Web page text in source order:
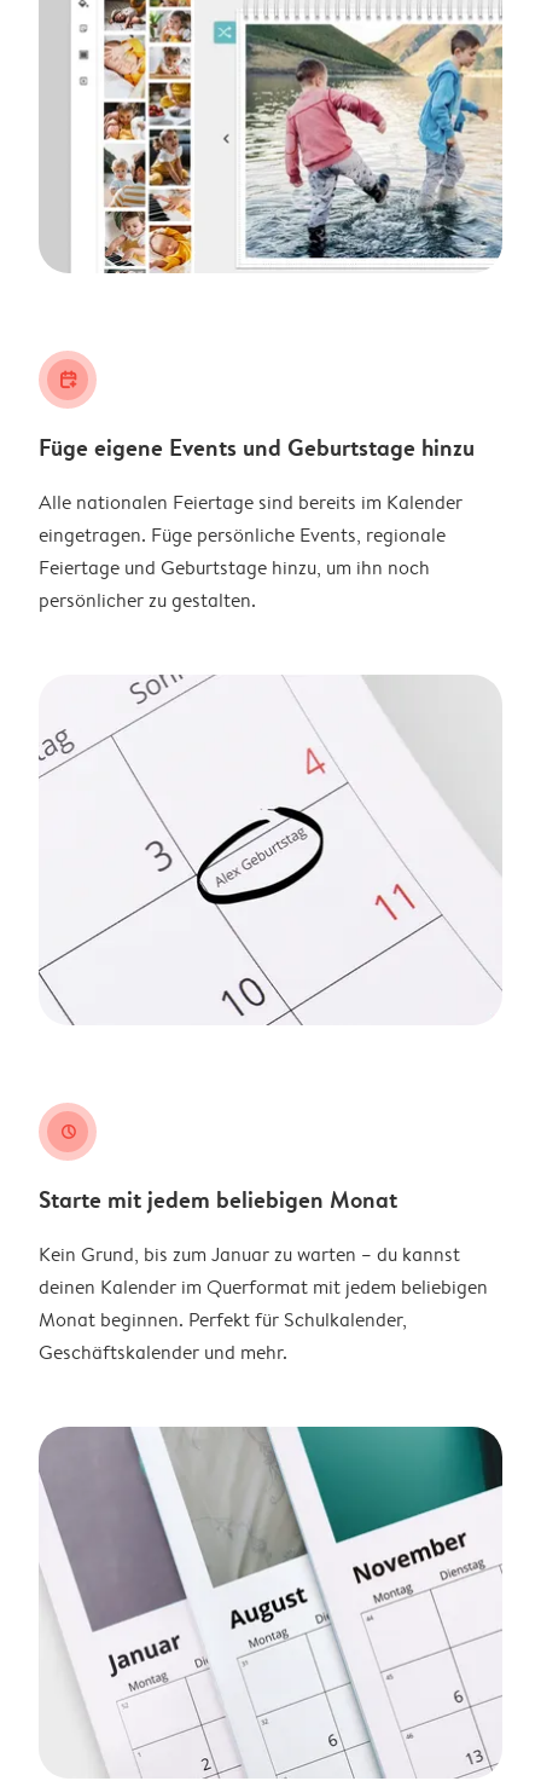
calendar_plus
Füge eigene Events und Geburtstage hinzu
Alle nationalen Feiertage sind bereits im Kalender
eingetragen. Füge persönliche Events, regionale
Feiertage und Geburtstage hinzu, um ihn noch
persönlicher zu gestalten.
clock
Starte mit jedem beliebigen Monat
Kein Grund, bis zum Januar zu warten – du kannst
deinen Kalender im Querformat mit jedem beliebigen
Monat beginnen. Perfekt für Schulkalender,
Geschäftskalender und mehr.